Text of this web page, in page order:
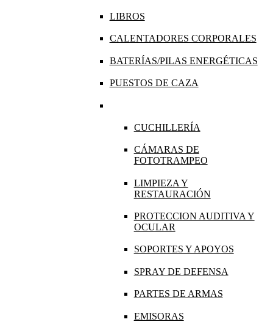
LIBROS
CALENTADORES CORPORALES
BATERÍAS/PILAS ENERGÉTICAS
PUESTOS DE CAZA
CUCHILLERÍA
CÁMARAS DE
FOTOTRAMPEO
LIMPIEZA Y
RESTAURACIÓN
PROTECCION AUDITIVA Y
OCULAR
SOPORTES Y APOYOS
SPRAY DE DEFENSA
PARTES DE ARMAS
EMISORAS